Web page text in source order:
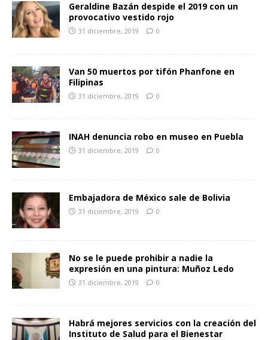
Geraldine Bazán despide el 2019 con un
provocativo vestido rojo
31 diciembre, 2019 0
Van 50 muertos por tifón Phanfone en
Filipinas
31 diciembre, 2019 0
INAH denuncia robo en museo en Puebla
31 diciembre, 2019 0
Embajadora de México sale de Bolivia
31 diciembre, 2019 0
No se le puede prohibir a nadie la
expresión en una pintura: Muñoz Ledo
31 diciembre, 2019 0
Habrá mejores servicios con la creación del
Instituto de Salud para el Bienestar